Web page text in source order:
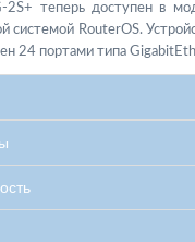
2S+ теперь доступен в
системой RouterOS.
24 портами типа